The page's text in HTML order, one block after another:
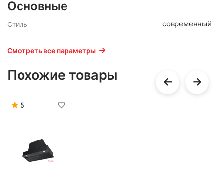
Основные
Стиль современный
Смотреть все параметры
Похожие товары
5